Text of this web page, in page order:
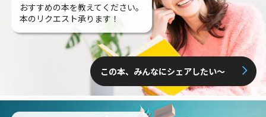
おすすめの本を教えてください。
本のリクエスト承ります！
この本、みんなにシェアしたい〜